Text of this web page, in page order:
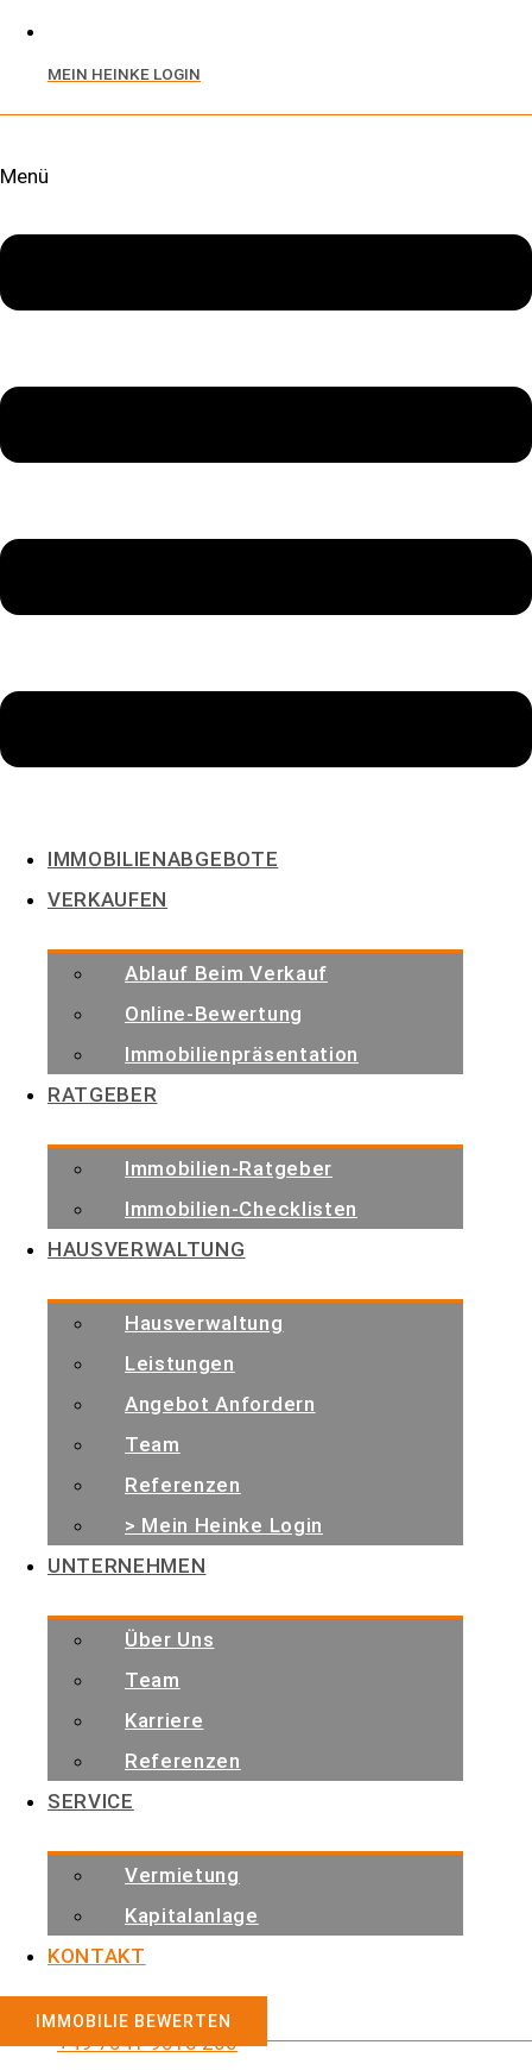
MEIN HEINKE LOGIN
Menü
IMMOBILIENABGEBOTE
VERKAUFEN
Ablauf Beim Verkauf
Online-Bewertung
Immobilienpräsentation
RATGEBER
Immobilien-Ratgeber
Immobilien-Checklisten
HAUSVERWALTUNG
Hausverwaltung
Leistungen
Angebot Anfordern
Team
Referenzen
> Mein Heinke Login
UNTERNEHMEN
Über Uns
Team
Karriere
Referenzen
SERVICE
Vermietung
Kapitalanlage
KONTAKT
IMMOBILIE BEWERTEN
Zeppelinstr. 301, Friedrichshafen 88048
+49 7541 9513 200